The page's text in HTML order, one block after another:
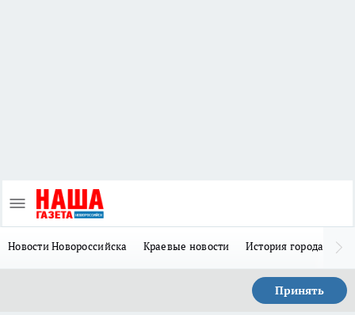
Новости Новороссийска Краевые новости История города Н
Принять